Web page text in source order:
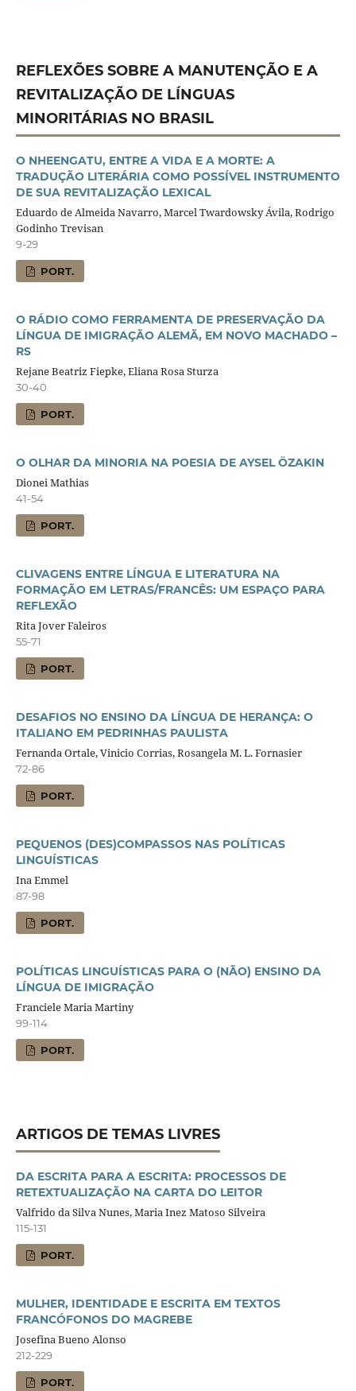
REFLEXÕES SOBRE A MANUTENÇÃO E A
REVITALIZAÇÃO DE LÍNGUAS
MINORITÁRIAS NO BRASIL
O NHEENGATU, ENTRE A VIDA E A MORTE: A
TRADUÇÃO LITERÁRIA COMO POSSÍVEL INSTRUMENTO
DE SUA REVITALIZAÇÃO LEXICAL
Eduardo de Almeida Navarro, Marcel Twardowsky Ávila, Rodrigo
Godinho Trevisan
9-29
PORT.
O RÁDIO COMO FERRAMENTA DE PRESERVAÇÃO DA
LÍNGUA DE IMIGRAÇÃO ALEMÃ, EM NOVO MACHADO –
RS
Rejane Beatriz Fiepke, Eliana Rosa Sturza
30-40
PORT.
O OLHAR DA MINORIA NA POESIA DE AYSEL ÖZAKIN
Dionei Mathias
41-54
PORT.
CLIVAGENS ENTRE LÍNGUA E LITERATURA NA
FORMAÇÃO EM LETRAS/FRANCÊS: UM ESPAÇO PARA
REFLEXÃO
Rita Jover Faleiros
55-71
PORT.
DESAFIOS NO ENSINO DA LÍNGUA DE HERANÇA: O
ITALIANO EM PEDRINHAS PAULISTA
Fernanda Ortale, Vinicio Corrias, Rosangela M. L. Fornasier
72-86
PORT.
PEQUENOS (DES)COMPASSOS NAS POLÍTICAS
LINGUÍSTICAS
Ina Emmel
87-98
PORT.
POLÍTICAS LINGUÍSTICAS PARA O (NÃO) ENSINO DA
LÍNGUA DE IMIGRAÇÃO
Franciele Maria Martiny
99-114
PORT.
ARTIGOS DE TEMAS LIVRES
DA ESCRITA PARA A ESCRITA: PROCESSOS DE
RETEXTUALIZAÇÃO NA CARTA DO LEITOR
Valfrido da Silva Nunes, Maria Inez Matoso Silveira
115-131
PORT.
MULHER, IDENTIDADE E ESCRITA EM TEXTOS
FRANCÓFONOS DO MAGREBE
Josefina Bueno Alonso
212-229
PORT.